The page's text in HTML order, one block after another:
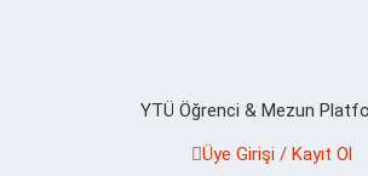
YTÜ Öğrenci & Mezun
Üye Girişi / Kayıt Ol